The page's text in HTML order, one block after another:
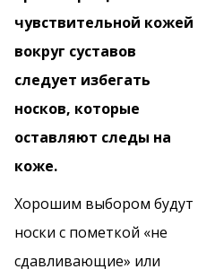
чувствительной кожей
вокруг суставов
следует избегать
носков, которые
оставляют следы на
коже.
Хорошим выбором будут
носки с пометкой «не
сдавливающие» или